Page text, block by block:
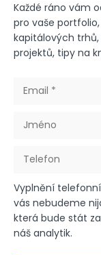
Každé ráno vám
pro vaše
kapitálových
projektů, tipy na
Vyplnění
vás nebudeme
která bude stát
náš analytik.